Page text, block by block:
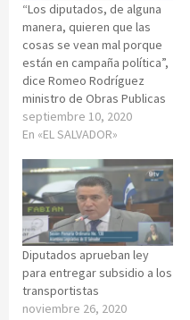
“Los diputados, de alguna
manera, quieren que las
cosas se vean mal porque
están en campaña política”,
dice Romeo Rodríguez
ministro de Obras Publicas
septiembre 10, 2020
En «EL SALVADOR»
Diputados aprueban ley
para entregar subsidio a los
transportistas
noviembre 26, 2020